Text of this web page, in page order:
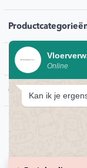
Klantenservice
Contact
Online
Kan ik je